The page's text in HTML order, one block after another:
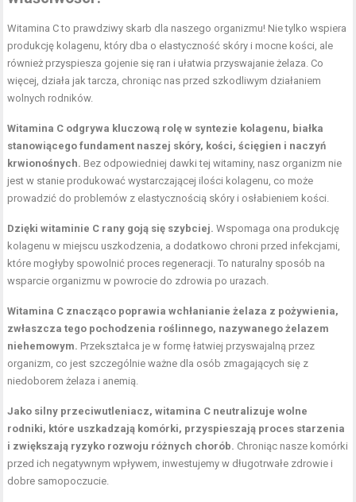
Witamina C to prawdziwy skarb dla naszego organizmu! Nie tylko wspiera
produkcję kolagenu, który dba o elastyczność skóry i mocne kości, ale
również przyspiesza gojenie się ran i ułatwia przyswajanie żelaza. Co
więcej, działa jak tarcza, chroniąc nas przed szkodliwym działaniem
wolnych rodników.
Witamina C odgrywa kluczową rolę w syntezie kolagenu, białka
stanowiącego fundament naszej skóry, kości, ścięgien i naczyń
krwionośnych. Bez odpowiedniej dawki tej witaminy, nasz organizm nie
jest w stanie produkować wystarczającej ilości kolagenu, co może
prowadzić do problemów z elastycznością skóry i osłabieniem kości.
Dzięki witaminie C rany goją się szybciej. Wspomaga ona produkcję
kolagenu w miejscu uszkodzenia, a dodatkowo chroni przed infekcjami,
które mogłyby spowolnić proces regeneracji. To naturalny sposób na
wsparcie organizmu w powrocie do zdrowia po urazach.
Witamina C znacząco poprawia wchłanianie żelaza z pożywienia,
zwłaszcza tego pochodzenia roślinnego, nazywanego żelazem
niehemowym. Przekształca je w formę łatwiej przyswajalną przez
organizm, co jest szczególnie ważne dla osób zmagających się z
niedoborem żelaza i anemią.
Jako silny przeciwutleniacz, witamina C neutralizuje wolne
rodniki, które uszkadzają komórki, przyspieszają proces starzenia
i zwiększają ryzyko rozwoju różnych chorób. Chroniąc nasze komórki
przed ich negatywnym wpływem, inwestujemy w długotrwałe zdrowie i
dobre samopoczucie.